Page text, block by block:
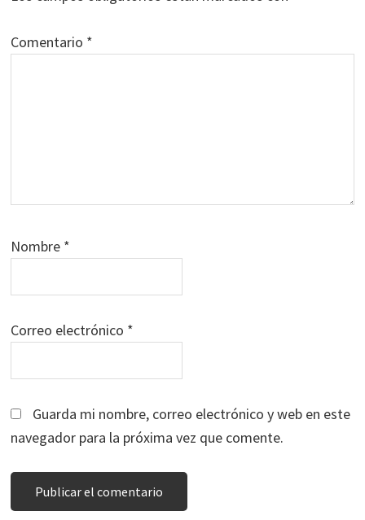
Comentario *
Nombre *
Correo electrónico *
Guarda mi nombre, correo electrónico y web en este
navegador para la próxima vez que comente.